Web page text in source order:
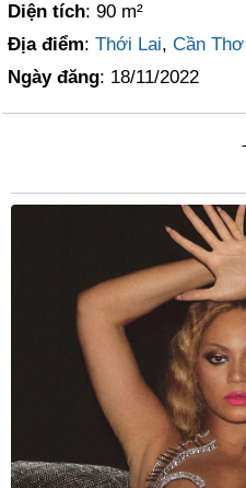
Diện tích: 90 m²
Địa điểm:Thới Lai,Cần Thơ
Ngày đăng: 18/11/2022